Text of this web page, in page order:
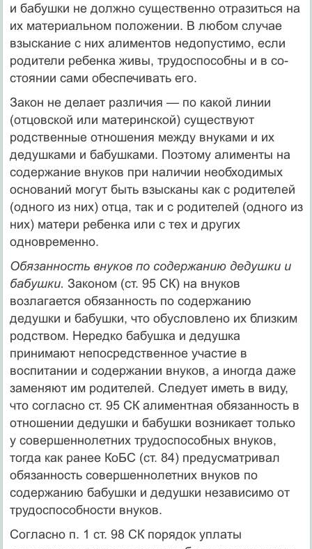
и бабуш­ки не должно существенно отразиться на
их материальном положении. В любом случае
взыскание с них алиментов недо­пустимо, если
родители ребенка живы, трудоспособны и в со­
стоянии сами обеспечивать его.
Закон не делает различия — по какой линии
(отцовской или материнской) существуют
родственные отношения между внуками и их
дедушками и бабушками. Поэтому алименты на
содержание внуков при наличии необходимых
оснований могут быть взысканы как с родителей
(одного из них) отца, так и с родителей (одного из
них) матери ребенка или с тех и других
одновременно.
Обязанность внуков по содержанию дедушки и
бабушки. Законом (ст. 95 СК) на внуков
возлагается обязанность по со­держанию
дедушки и бабушки, что обусловлено их близким
родством. Нередко бабушка и дедушка
принимают непосред­ственное участие в
воспитании и содержании внуков, а иногда даже
заменяют им родителей. Следует иметь в виду,
что со­гласно ст. 95 СК алиментная обязанность в
отношении дедуш­ки и бабушки возникает только
у совершеннолетних трудоспо­собных внуков,
тогда как ранее КоБС (ст. 84) предусматривал
обязанность совершеннолетних внуков по
содержанию бабуш­ки и дедушки независимо от
трудоспособности внуков.
Согласно п. 1 ст. 98 СК порядок уплаты